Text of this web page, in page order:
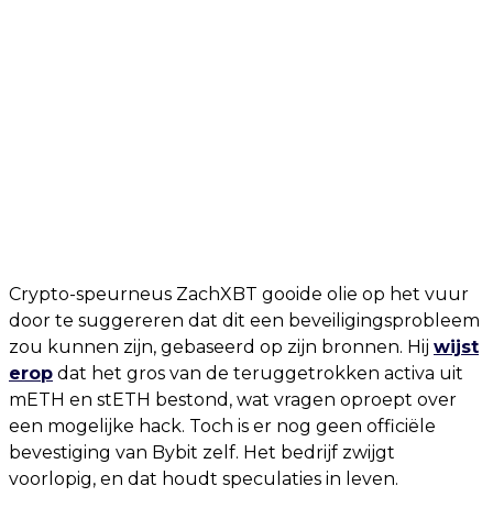
Crypto-speurneus ZachXBT gooide olie op het vuur
door te suggereren dat dit een beveiligingsprobleem
zou kunnen zijn, gebaseerd op zijn bronnen. Hij wijst
erop dat het gros van de teruggetrokken activa uit
mETH en stETH bestond, wat vragen oproept over
een mogelijke hack. Toch is er nog geen officiële
bevestiging van Bybit zelf. Het bedrijf zwijgt
voorlopig, en dat houdt speculaties in leven.